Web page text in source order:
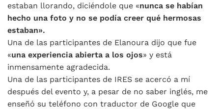
estaban llorando, diciéndole que «nunca se habían
hecho una foto y no se podía creer qué hermosas
estaban».
Una de las participantes de Elanoura dijo que fue
«una experiencia abierta a los ojos» y está
inmensamente agradecida.
Una de las participantes de IRES se acercó a mí
después del evento y, a pesar de no saber inglés, me
enseñó su teléfono con traductor de Google que